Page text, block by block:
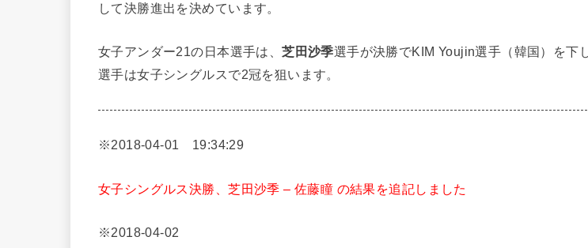
して決勝進出を決めています。
女子アンダー21の日本選手は、芝田沙季選手が決勝でKIM Youjin選手（韓国）を下
選手は女子シングルスで2冠を狙います。
※2018-04-01 19:34:29
女子シングルス決勝、芝田沙季 – 佐藤瞳 の結果を追記しました
※2018-04-02